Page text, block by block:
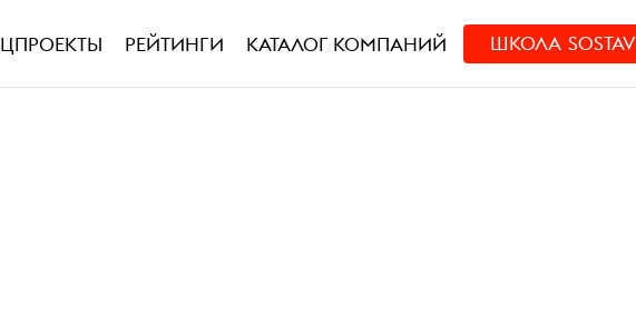
РЕЙТИНГИ КАТАЛОГ КОМПАНИЙ ШКОЛА SOSTAV